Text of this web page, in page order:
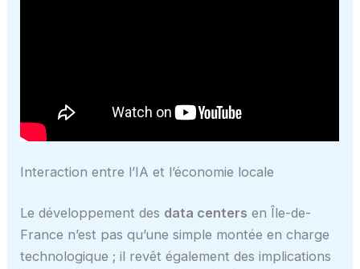
Interaction entre l’IA et l’économie locale
Le développement des data centers en Île-de-
France n’est pas qu’une simple montée en charge
technologique ; il revêt également des implications